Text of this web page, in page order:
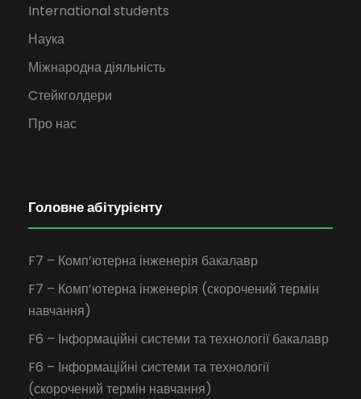
International students
Наука
Міжнародна діяльність
Cтейкголдери
Про нас
Головне абітурієнту
F7 – Комп’ютерна інженерія бакалавр
F7 – Комп’ютерна інженерія (скорочений термін
навчання)
F6 – Інформаційні системи та технології бакалавр
F6 – Інформаційні системи та технології
(скорочений термін навчання)